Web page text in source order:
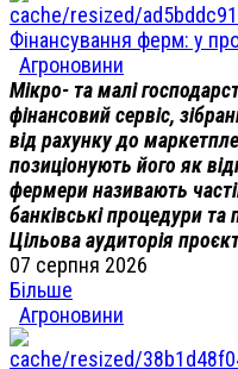
Фінансування ферм: у
Агроновини
Мікро- та малі
фінансовий сервіс,
від рахунку до
позиціонують його як
фермери називають
банківські процедури та
Цільова аудиторія
07 серпня 2026
Більше
Агроновини